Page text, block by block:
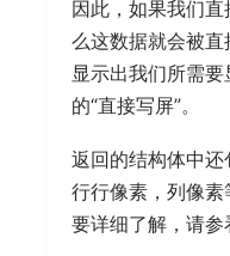
因此，如果我们
么这数据就会被
显示出我们所需
的“直接写屏”。
返回的结构体中
行行像素，列像
要详细了解，请参